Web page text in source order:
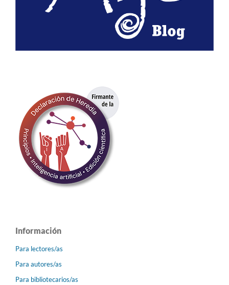
Información
Para lectores/as
Para autores/as
Para bibliotecarios/as